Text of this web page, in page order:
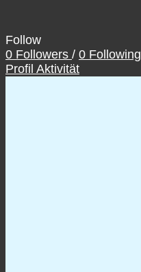
Follow
0 Followers / 0 Following
Profil Aktivität